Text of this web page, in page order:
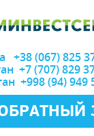
+38 (067) 825
+7 (707) 829
+998 (94) 949